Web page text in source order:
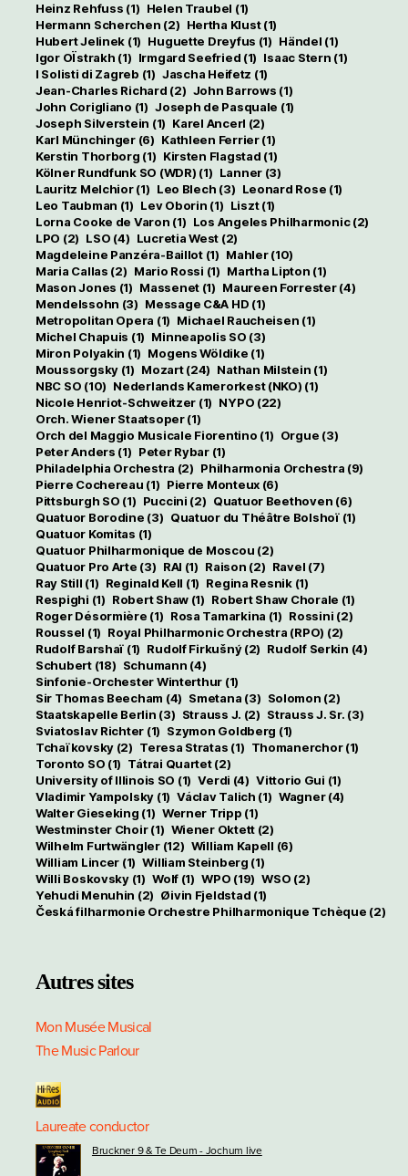
Heinz Rehfuss (1) Helen Traubel (1)
Hermann Scherchen (2) Hertha Klust(1)
Hubert Jelinek (1) Huguette Dreyfus (1) Händel (1)
Igor OÏstrakh (1) Irmgard Seefried (1) Isaac Stern (1)
I Solisti di Zagreb (1) Jascha Heifetz (1)
Jean-Charles Richard (2) John Barrows (1)
John Corigliano (1) Joseph de Pasquale (1)
Joseph Silverstein (1) Karel Ancerl (2)
Karl Münchinger(6) Kathleen Ferrier(1)
Kerstin Thorborg (1) Kirsten Flagstad (1)
Kölner Rundfunk SO (WDR) (1) Lanner (3)
Lauritz Melchior(1) Leo Blech (3) Leonard Rose (1)
Leo Taubman (1) Lev Oborin (1) Liszt(1)
Lorna Cooke de Varon (1) Los Angeles Philharmonic(2)
LPO (2) LSO (4) Lucretia West (2)
Magdeleine Panzéra-Baillot(1) Mahler(10)
Maria Callas (2) Mario Rossi (1) Martha Lipton (1)
Mason Jones (1) Massenet(1) Maureen Forrester(4)
Mendelssohn (3) Message C&A HD (1)
Metropolitan Opera (1) Michael Raucheisen (1)
Michel Chapuis (1) Minneapolis SO (3)
Miron Polyakin (1) Mogens Wöldike (1)
Moussorgsky(1) Mozart(24) Nathan Milstein (1)
NBC SO (10) Nederlands Kamerorkest (NKO) (1)
Nicole Henriot-Schweitzer (1) NYPO (22)
Orch. Wiener Staatsoper(1)
Orch del Maggio Musicale Fiorentino (1) Orgue (3)
Peter Anders (1) Peter Rybar(1)
Philadelphia Orchestra (2) Philharmonia Orchestra (9)
Pierre Cochereau (1) Pierre Monteux (6)
Pittsburgh SO (1) Puccini (2) Quatuor Beethoven (6)
Quatuor Borodine (3) Quatuor du Théâtre Bolshoï(1)
Quatuor Komitas (1)
Quatuor Philharmonique de Moscou (2)
Quatuor Pro Arte (3) RAI (1) Raison (2) Ravel (7)
Ray Still (1) Reginald Kell (1) Regina Resnik(1)
Respighi (1) Robert Shaw(1) Robert Shaw Chorale (1)
Roger Désormière (1) Rosa Tamarkina (1) Rossini (2)
Roussel (1) Royal Philharmonic Orchestra (RPO) (2)
Rudolf Barshaï (1) Rudolf Firkušný(2) Rudolf Serkin (4)
Schubert(18) Schumann (4)
Sinfonie-Orchester Winterthur (1)
Sir Thomas Beecham (4) Smetana (3) Solomon (2)
Staatskapelle Berlin (3) Strauss J. (2) Strauss J. Sr. (3)
Sviatoslav Richter (1) Szymon Goldberg (1)
Tchaïkovsky(2) Teresa Stratas (1) Thomanerchor(1)
Toronto SO (1) Tátrai Quartet(2)
University of Illinois SO (1) Verdi (4) Vittorio Gui (1)
Vladimir Yampolsky (1) Václav Talich (1) Wagner(4)
Walter Gieseking (1) Werner Tripp (1)
Westminster Choir(1) Wiener Oktett (2)
Wilhelm Furtwängler(12) William Kapell (6)
William Lincer (1) William Steinberg (1)
Willi Boskovsky(1) Wolf(1) WPO (19) WSO (2)
Yehudi Menuhin (2) Øivin Fjeldstad (1)
Česká filharmonie Orchestre Philharmonique Tchèque (2)
Autres sites
Mon Musée Musical
The Music Parlour
Laureate conductor
Bruckner 9 & Te Deum - Jochum live